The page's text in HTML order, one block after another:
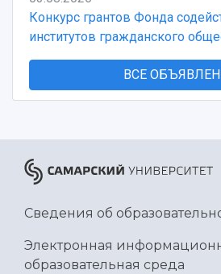
Конкурс грантов Фонда
институтов гражданского
ВСЕ
Сведения об
Электронная
образовательная среда